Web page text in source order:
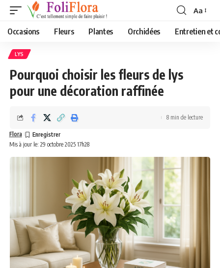
Font
Resizer
Aa
Occasions Fleurs Plantes Orchidées Entretien et
LYS
Pourquoi choisir les fleurs de lys
pour une décoration raffinée
Mis à jour le: 29 octobre 2025 17h28
Flora
8 min de lecture